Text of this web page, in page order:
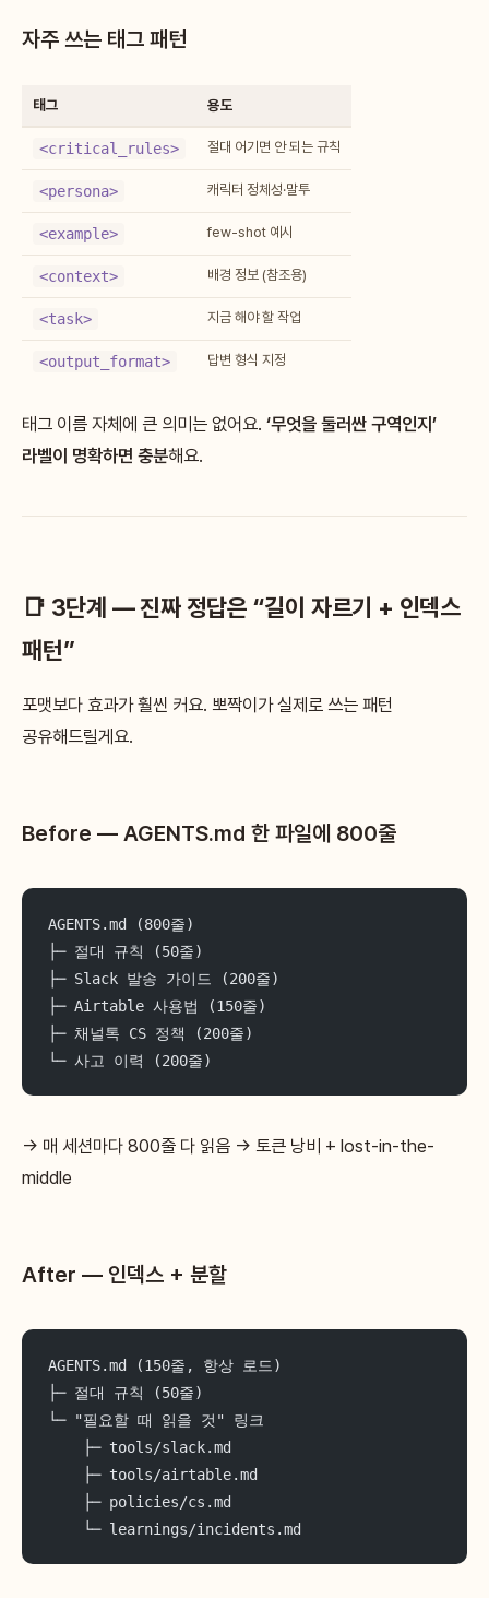
자주 쓰는 태그 패턴
태그 용도
<critical_rules> 절대 어기면 안 되는 규칙
<persona> 캐릭터 정체성·말투
<example> few-shot 예시
<context> 배경 정보 (참조용)
<task> 지금 해야 할 작업
<output_format> 답변 형식 지정
태그 이름 자체에 큰 의미는 없어요. ‘무엇을 둘러싼 구역인지’
라벨이 명확하면 충분해요.
📑 3단계 — 진짜 정답은 “길이 자르기 + 인덱스
패턴”
포맷보다 효과가 훨씬 커요. 뽀짝이가 실제로 쓰는 패턴
공유해드릴게요.
Before — AGENTS.md 한 파일에 800줄
AGENTS.md (800줄)
├─ 절대 규칙 (50줄)
├─ Slack 발송 가이드 (200줄)
├─ Airtable 사용법 (150줄)
├─ 채널톡 CS 정책 (200줄)
└─ 사고 이력 (200줄)
→ 매 세션마다 800줄 다 읽음 → 토큰 낭비 + lost-in-the-
middle
After — 인덱스 + 분할
AGENTS.md (150줄, 항상 로드)
├─ 절대 규칙 (50줄)
└─ "필요할 때 읽을 것" 링크
    ├─ tools/slack.md
    ├─ tools/airtable.md
    ├─ policies/cs.md
    └─ learnings/incidents.md